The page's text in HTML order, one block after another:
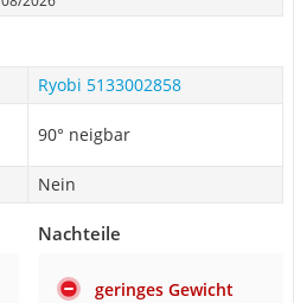
Ryobi 5133002858
90° neigbar
Nein
Nachteile
geringes Gewicht